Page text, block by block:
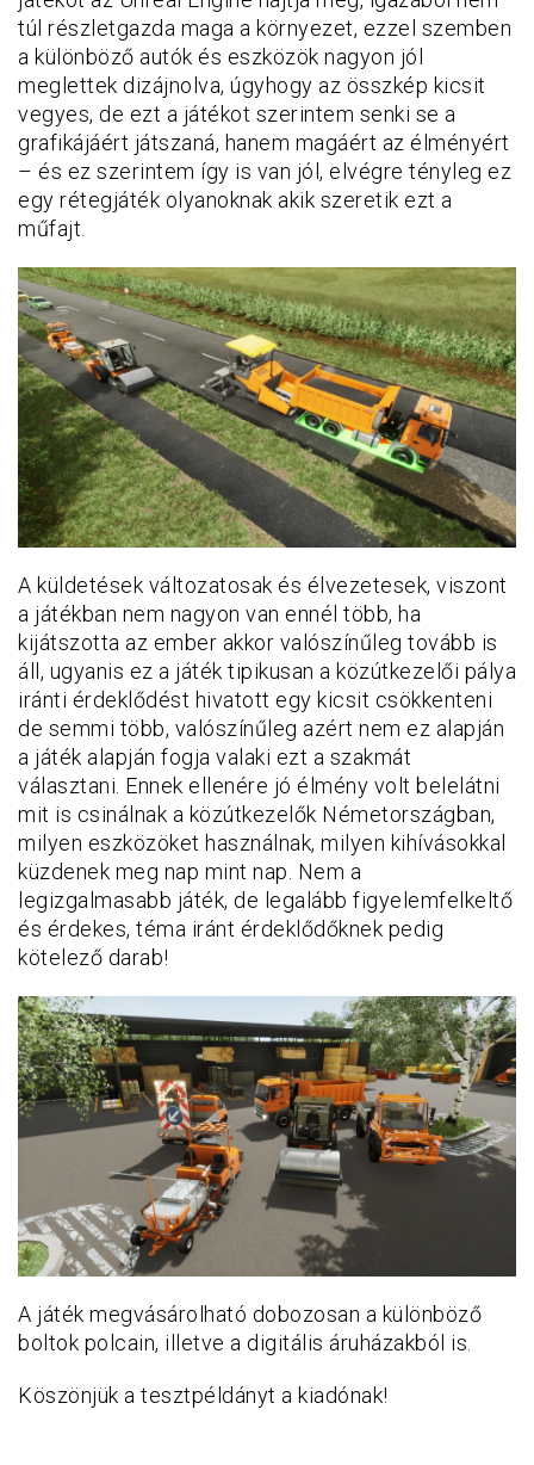
túl részletgazda maga a környezet, ezzel szemben
a különböző autók és eszközök nagyon jól
meglettek dizájnolva, úgyhogy az összkép kicsit
vegyes, de ezt a játékot szerintem senki se a
grafikájáért játszaná, hanem magáért az élményért
– és ez szerintem így is van jól, elvégre tényleg ez
egy rétegjáték olyanoknak akik szeretik ezt a
műfajt.
A küldetések változatosak és élvezetesek, viszont
a játékban nem nagyon van ennél több, ha
kijátszotta az ember akkor valószínűleg tovább is
áll, ugyanis ez a játék tipikusan a közútkezelői pálya
iránti érdeklődést hivatott egy kicsit csökkenteni
de semmi több, valószínűleg azért nem ez alapján
a játék alapján fogja valaki ezt a szakmát
választani. Ennek ellenére jó élmény volt belelátni
mit is csinálnak a közútkezelők Németországban,
milyen eszközöket használnak, milyen kihívásokkal
küzdenek meg nap mint nap. Nem a
legizgalmasabb játék, de legalább figyelemfelkeltő
és érdekes, téma iránt érdeklődőknek pedig
kötelező darab!
A játék megvásárolható dobozosan a különböző
boltok polcain, illetve a digitális áruházakból is.
Köszönjük a tesztpéldányt a kiadónak!